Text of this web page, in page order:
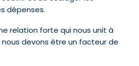
dépenses.
relation forte qui nous unit à
devons être un facteur de